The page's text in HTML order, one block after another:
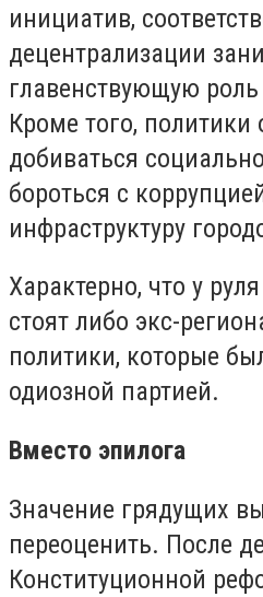
инициатив,
децентрализации
главенствующую
Кроме того,
добиваться
бороться с
инфраструктуру
Характерно, что у
стоят либо экс-
политики, которые
одиозной партией.
Вместо эпилога
Значение грядущих
переоценить. После
Конституционной